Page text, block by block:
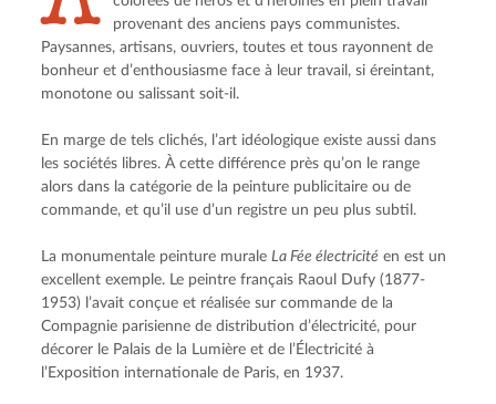
provenant des anciens pays communistes.
Paysannes, artisans, ouvriers, toutes et tous rayonnent de
bonheur et d’enthousiasme face à leur travail, si éreintant,
monotone ou salissant soit-il.
En marge de tels clichés, l’art idéologique existe aussi dans
les sociétés libres. À cette différence près qu’on le range
alors dans la catégorie de la peinture publicitaire ou de
commande, et qu’il use d’un registre un peu plus subtil.
La monumentale peinture murale La Fée électricité en est un
excellent exemple. Le peintre français Raoul Dufy (1877-
1953) l’avait conçue et réalisée sur commande de la
Compagnie parisienne de distribution d’électricité, pour
décorer le Palais de la Lumière et de l’Électricité à
l’Exposition internationale de Paris, en 1937.